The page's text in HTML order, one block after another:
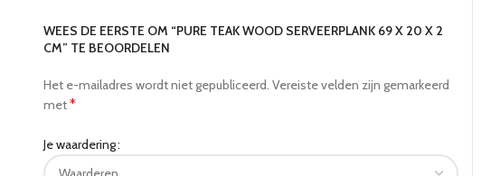
WEES DE EERSTE OM “PURE TEAK WOOD SERVEERPLANK 69 X 20 X 2
CM” TE BEOORDELEN
Het e-mailadres wordt niet gepubliceerd. Vereiste velden zijn gemarkeerd
met*
Je waardering